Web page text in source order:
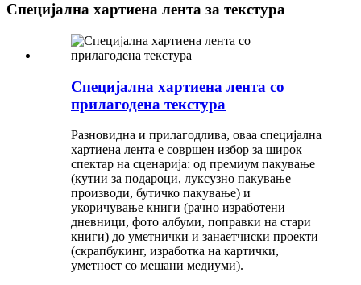
Специјална хартиена лента за текстура
Специјална хартиена лента со
прилагодена текстура
Разновидна и прилагодлива, оваа специјална
хартиена лента е совршен избор за широк
спектар на сценарија: од премиум пакување
(кутии за подароци, луксузно пакување
производи, бутичко пакување) и
укоричување книги (рачно изработени
дневници, фото албуми, поправки на стари
книги) до уметнички и занаетчиски проекти
(скрапбукинг, изработка на картички,
уметност со мешани медиуми).